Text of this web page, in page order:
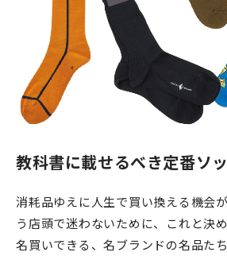
教科書に載せるべき定番ソ
消耗品ゆえに人生で買い換える機会
う店頭で迷わないために、これと決
名買いできる、名ブランドの名品た